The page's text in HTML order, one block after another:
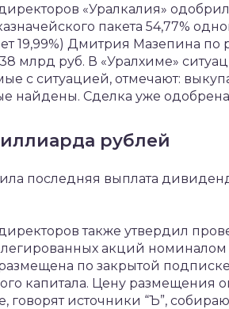
«Уралкалия»
пакета 54,77%
19,99%) Дмитрия Мазепина
млрд руб. В «Уралхиме»
с ситуацией, отмечают:
найдены. Сделка уже
рублей
последняя выплата
также утвердил
акций номиналом
по закрытой
капитала. Цену размещения
говорят источники “Ъ”,